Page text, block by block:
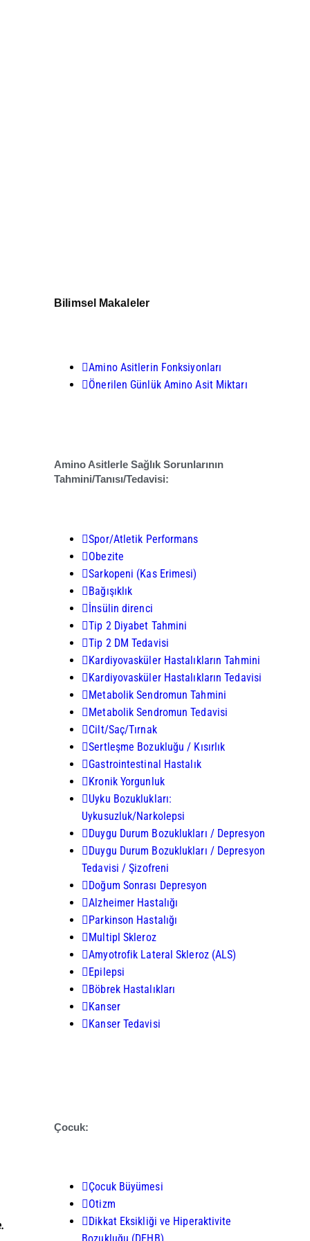
Bilimsel Makaleler
Amino Asitlerin Fonksiyonları
Önerilen Günlük Amino Asit Miktarı
Amino Asitlerle Sağlık Sorunlarının
Tahmini/Tanısı/Tedavisi:
Spor/Atletik Performans
Obezite
Sarkopeni (Kas Erimesi)
Bağışıklık
İnsülin direnci
Tip 2 Diyabet Tahmini
Tip 2 DM Tedavisi
Kardiyovasküler Hastalıkların Tahmini
Kardiyovasküler Hastalıkların Tedavisi
Metabolik Sendromun Tahmini
Metabolik Sendromun Tedavisi
Cilt/Saç/Tırnak
Sertleşme Bozukluğu / Kısırlık
Gastrointestinal Hastalık
Kronik Yorgunluk
Uyku Bozuklukları:
Uykusuzluk/Narkolepsi
Duygu Durum Bozuklukları / Depresyon
Duygu Durum Bozuklukları / Depresyon
Tedavisi / Şizofreni
Doğum Sonrası Depresyon
Alzheimer Hastalığı
Parkinson Hastalığı
Multipl Skleroz
Amyotrofik Lateral Skleroz (ALS)
Epilepsi
Böbrek Hastalıkları
Kanser
Kanser Tedavisi
Çocuk:
Çocuk Büyümesi
Otizm
Dikkat Eksikliği ve Hiperaktivite